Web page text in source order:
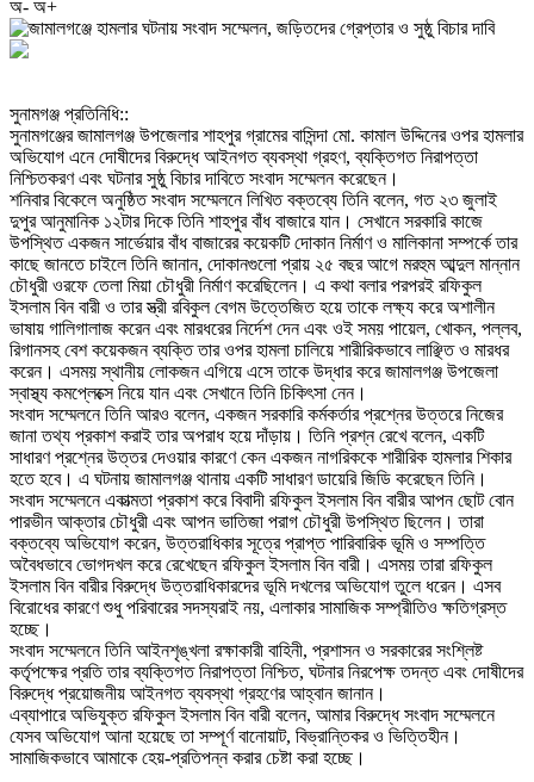
অ- অ+
‎সুনামগঞ্জ প্রতিনিধি::
‎সুনামগঞ্জের জামালগঞ্জ উপজেলার শাহপুর গ্রামের বাসিন্দা মো. কামাল উদ্দিনের ওপর হামলার
অভিযোগ এনে দোষীদের বিরুদ্ধে আইনগত ব্যবস্থা গ্রহণ, ব্যক্তিগত নিরাপত্তা
নিশ্চিতকরণ এবং ঘটনার সুষ্ঠু বিচার দাবিতে সংবাদ সম্মেলন করেছেন।
‎শনিবার বিকেলে অনুষ্ঠিত সংবাদ সম্মেলনে লিখিত বক্তব্যে তিনি বলেন, গত ২৩ জুলাই
দুপুর আনুমানিক ১২টার দিকে তিনি শাহপুর বাঁধ বাজারে যান। সেখানে সরকারি কাজে
উপস্থিত একজন সার্ভেয়ার বাঁধ বাজারের কয়েকটি দোকান নির্মাণ ও মালিকানা সম্পর্কে তার
কাছে জানতে চাইলে তিনি জানান, দোকানগুলো প্রায় ২৫ বছর আগে মরহুম আব্দুল মান্নান
চৌধুরী ওরফে তেলা মিয়া চৌধুরী নির্মাণ করেছিলেন। এ কথা বলার পরপরই রফিকুল
ইসলাম বিন বারী ও তার স্ত্রী রবিকুল বেগম উত্তেজিত হয়ে তাকে লক্ষ্য করে অশালীন
ভাষায় গালিগালাজ করেন এবং মারধরের নির্দেশ দেন এবং ওই সময় পায়েল, খোকন, পল্লব,
রিগানসহ বেশ কয়েকজন ব্যক্তি তার ওপর হামলা চালিয়ে শারীরিকভাবে লাঞ্ছিত ও মারধর
করেন। এসময় স্থানীয় লোকজন এগিয়ে এসে তাকে উদ্ধার করে জামালগঞ্জ উপজেলা
স্বাস্থ্য কমপ্লেক্সে নিয়ে যান এবং সেখানে তিনি চিকিৎসা নেন।
‎সংবাদ সম্মেলনে তিনি আরও বলেন, একজন সরকারি কর্মকর্তার প্রশ্নের উত্তরে নিজের
জানা তথ্য প্রকাশ করাই তার অপরাধ হয়ে দাঁড়ায়। তিনি প্রশ্ন রেখে বলেন, একটি
সাধারণ প্রশ্নের উত্তর দেওয়ার কারণে কেন একজন নাগরিককে শারীরিক হামলার শিকার
হতে হবে। এ ঘটনায় জামালগঞ্জ থানায় একটি সাধারণ ডায়েরি জিডি করেছেন তিনি।
‎সংবাদ সম্মেলনে একাত্মতা প্রকাশ করে বিবাদী রফিকুল ইসলাম বিন বারীর আপন ছোট বোন
পারভীন আক্তার চৌধুরী এবং আপন ভাতিজা পরাগ চৌধুরী উপস্থিত ছিলেন। তারা
বক্তব্যে অভিযোগ করেন, উত্তরাধিকার সূত্রে প্রাপ্ত পারিবারিক ভূমি ও সম্পত্তি
অবৈধভাবে ভোগদখল করে রেখেছেন রফিকুল ইসলাম বিন বারী। এসময় তারা রফিকুল
ইসলাম বিন বারীর বিরুদ্ধে উত্তরাধিকারদের ভূমি দখলের অভিযোগ তুলে ধরেন। এসব
বিরোধের কারণে শুধু পরিবারের সদস্যরাই নয়, এলাকার সামাজিক সম্প্রীতিও ক্ষতিগ্রস্ত
হচ্ছে।
‎সংবাদ সম্মেলনে তিনি আইনশৃঙ্খলা রক্ষাকারী বাহিনী, প্রশাসন ও সরকারের সংশ্লিষ্ট
কর্তৃপক্ষের প্রতি তার ব্যক্তিগত নিরাপত্তা নিশ্চিত, ঘটনার নিরপেক্ষ তদন্ত এবং দোষীদের
বিরুদ্ধে প্রয়োজনীয় আইনগত ব্যবস্থা গ্রহণের আহ্বান জানান।
‎এব্যাপারে অভিযুক্ত রফিকুল ইসলাম বিন বারী বলেন, আমার বিরুদ্ধে সংবাদ সম্মেলনে
যেসব অভিযোগ আনা হয়েছে তা সম্পূর্ণ বানোয়াট, বিভ্রান্তিকর ও ভিত্তিহীন।
সামাজিকভাবে আমাকে হেয়-প্রতিপন্ন করার চেষ্টা করা হচ্ছে।